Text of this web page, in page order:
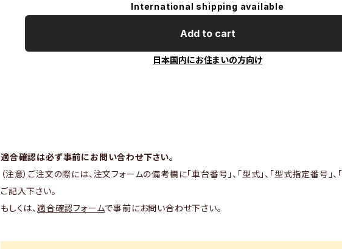
International shipping available
Add to cart
日本国内にお住まいの方向け
適合確認は必ず事前にお問い合わせ下さい。
（注意）ご注文の際には、注文フォームの備考欄に「車台番号」、「型式」、「型式指定番号」
ご記入下さい。
もしくは、 適合確認フォームで事前にお問い合わせ下さい。